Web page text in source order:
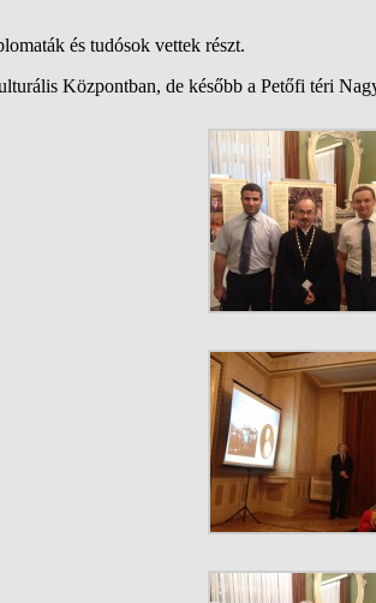
és tudósok vettek részt.
Központban, de később a Petőfi téri